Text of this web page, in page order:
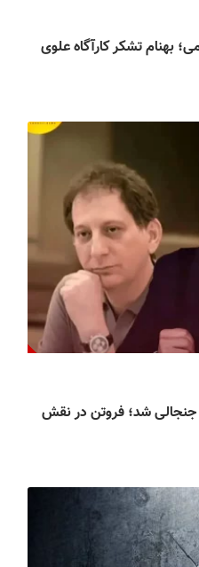
بهنام تشکر کارآگاه علوی
جنجالی شد؛ فروتن در نقش